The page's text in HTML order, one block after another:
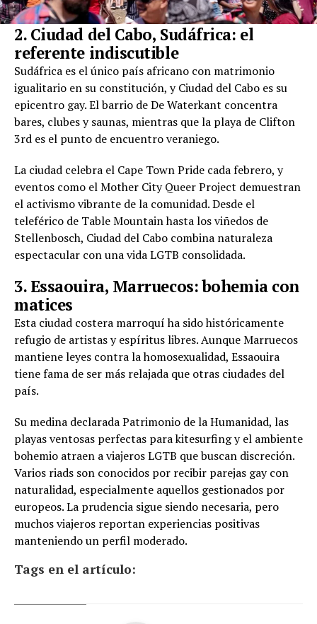
2. Ciudad del Cabo, Sudáfrica: el
referente indiscutible
Sudáfrica es el único país africano con matrimonio
igualitario en su constitución, y Ciudad del Cabo es su
epicentro gay. El barrio de De Waterkant concentra
bares, clubes y saunas, mientras que la playa de Clifton
3rd es el punto de encuentro veraniego.
La ciudad celebra el Cape Town Pride cada febrero, y
eventos como el Mother City Queer Project demuestran
el activismo vibrante de la comunidad. Desde el
teleférico de Table Mountain hasta los viñedos de
Stellenbosch, Ciudad del Cabo combina naturaleza
espectacular con una vida LGTB consolidada.
3. Essaouira, Marruecos: bohemia con
matices
Esta ciudad costera marroquí ha sido históricamente
refugio de artistas y espíritus libres. Aunque Marruecos
mantiene leyes contra la homosexualidad, Essaouira
tiene fama de ser más relajada que otras ciudades del
país.
Su medina declarada Patrimonio de la Humanidad, las
playas ventosas perfectas para kitesurfing y el ambiente
bohemio atraen a viajeros LGTB que buscan discreción.
Varios riads son conocidos por recibir parejas gay con
naturalidad, especialmente aquellos gestionados por
europeos. La prudencia sigue siendo necesaria, pero
muchos viajeros reportan experiencias positivas
manteniendo un perfil moderado.
Tags en el artículo: